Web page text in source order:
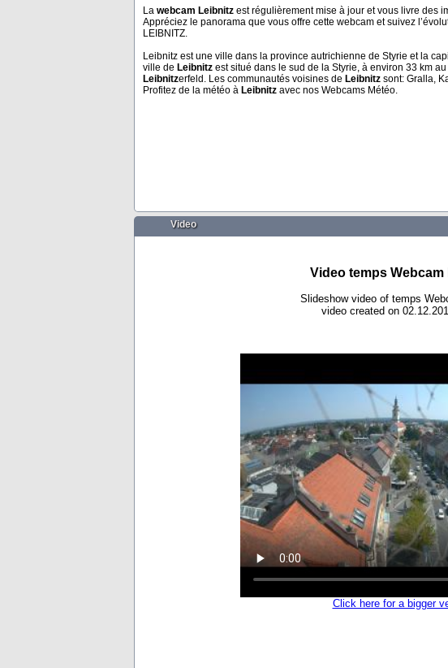
Paris Puerto De La Cruz
La webcam Leibnitz est régulièrement mise à jour et vous livre des
Appréciez le panorama que vous offre cette webcam et suivez
LEIBNITZ.
Leibnitz est une ville dans la province autrichienne de Styrie et la
ville de Leibnitz est situé dans le sud de la Styrie, à environ 33 km
Leibnitzerfeld. Les communautés voisines de Leibnitz sont: Gralla,
Profitez de la météo à Leibnitz avec nos Webcams Météo.
Video
Video temps Webcam
Slideshow video of temps
video created on
Click here for a bigger